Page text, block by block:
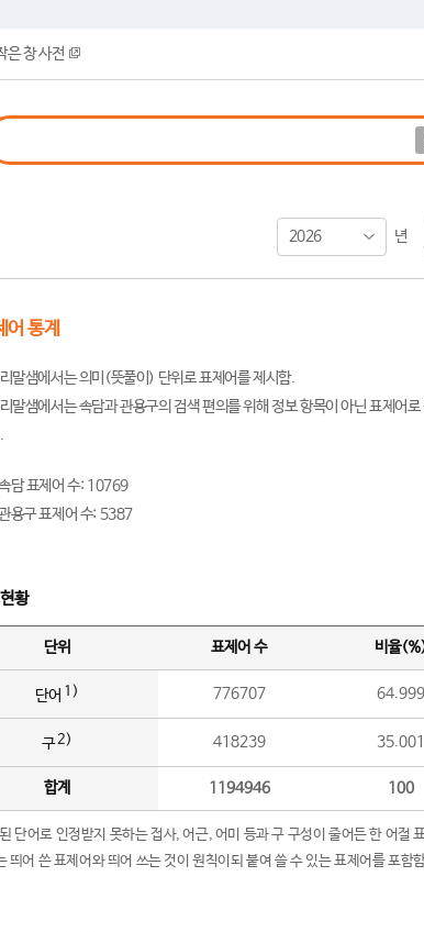
은 창 사전
2026 년
어 통계
말샘에서는 의미(뜻풀이) 단위로 표제어를 제시함.
말샘에서는 속담과 관용구의 검색 편의를 위해 정보 항목이 아닌 표제어
담 표제어 수: 10769
용구 표제어 수: 5387
황
단위 표제어 수 비율
단어 1) 776707 64.999
구2) 418239 35.001
합계 1194946 100
단어로 인정받지 못하는 접사, 어근, 어미 등과 구 구성이 줄어든 한 어절
띄어 쓴 표제어와 띄어 쓰는 것이 원칙이되 붙여 쓸 수 있는 표제어를 포함